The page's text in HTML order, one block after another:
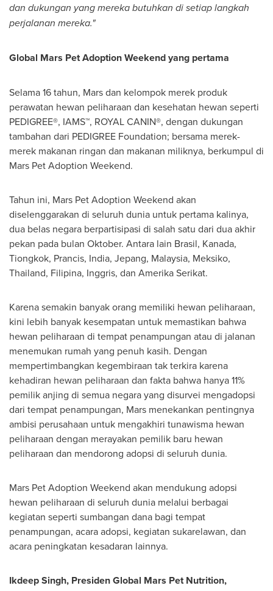
dan dukungan yang mereka butuhkan di setiap langkah
perjalanan mereka."
Global Mars Pet Adoption Weekend yang pertama
Selama 16 tahun, Mars dan kelompok merek produk
perawatan hewan peliharaan dan kesehatan hewan seperti
PEDIGREE®, IAMS™, ROYAL CANIN®, dengan dukungan
tambahan dari PEDIGREE Foundation; bersama merek-
merek makanan ringan dan makanan miliknya, berkumpul di
Mars Pet Adoption Weekend.
Tahun ini, Mars Pet Adoption Weekend akan
diselenggarakan di seluruh dunia untuk pertama kalinya,
dua belas negara berpartisipasi di salah satu dari dua akhir
pekan pada bulan Oktober. Antara lain Brasil, Kanada,
Tiongkok, Prancis, India, Jepang, Malaysia, Meksiko,
Thailand, Filipina, Inggris, dan Amerika Serikat.
Karena semakin banyak orang memiliki hewan peliharaan,
kini lebih banyak kesempatan untuk memastikan bahwa
hewan peliharaan di tempat penampungan atau di jalanan
menemukan rumah yang penuh kasih. Dengan
mempertimbangkan kegembiraan tak terkira karena
kehadiran hewan peliharaan dan fakta bahwa hanya 11%
pemilik anjing di semua negara yang disurvei mengadopsi
dari tempat penampungan, Mars menekankan pentingnya
ambisi perusahaan untuk mengakhiri tunawisma hewan
peliharaan dengan merayakan pemilik baru hewan
peliharaan dan mendorong adopsi di seluruh dunia.
Mars Pet Adoption Weekend akan mendukung adopsi
hewan peliharaan di seluruh dunia melalui berbagai
kegiatan seperti sumbangan dana bagi tempat
penampungan, acara adopsi, kegiatan sukarelawan, dan
acara peningkatan kesadaran lainnya.
Ikdeep Singh, Presiden Global Mars Pet Nutrition,